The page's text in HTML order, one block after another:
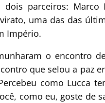
parceiros: Marco
uma das das
Império.
o encontro
que selou a paz
como Lucca
como eu, goste de